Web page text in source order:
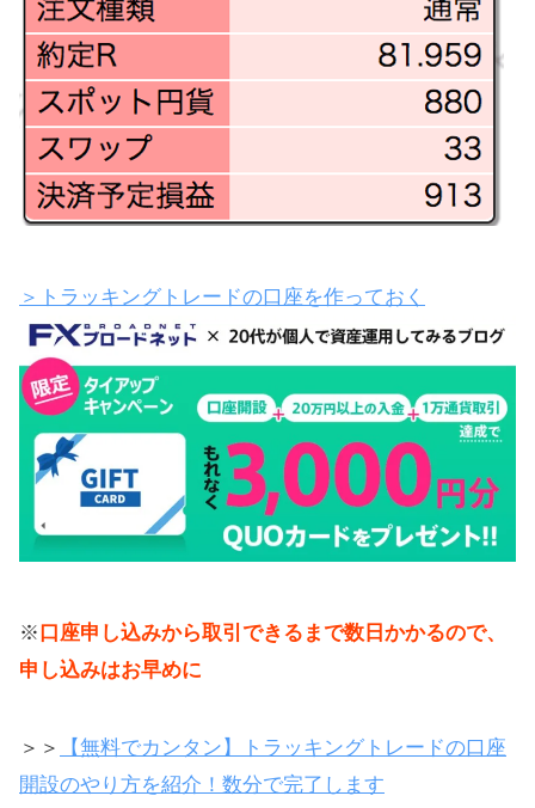
＞トラッキングトレードの口座を作っておく
※ 口座申し込みから取引できるまで数日かかるので、
申し込みはお早めに
＞＞
【無料でカンタン】トラッキングトレードの口座
開設のやり方を紹介！数分で完了します